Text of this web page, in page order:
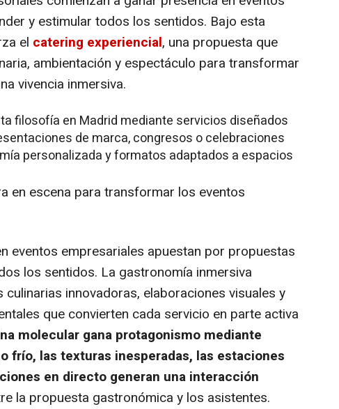
y estimular todos los sentidos. Bajo esta
el catering experiencial, una propuesta que
ambientación y espectáculo para transformar
vivencia inmersiva.
filosofía en Madrid mediante servicios diseñados
de marca, congresos o celebraciones
personalizada y formatos adaptados a espacios
en escena para transformar los eventos
eventos empresariales apuestan por propuestas
los sentidos. La gastronomía inmersiva
innovadoras, elaboraciones visuales y
que convierten cada servicio en parte activa
molecular gana protagonismo mediante
frío, las texturas inesperadas, las estaciones
en directo generan una interacción
la propuesta gastronómica y los asistentes.